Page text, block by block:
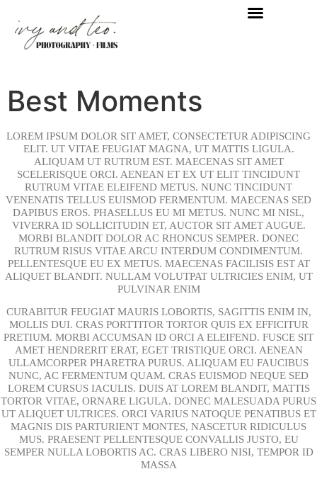
Best Moments
LOREM IPSUM DOLOR SIT AMET, CONSECTETUR ADIPISCING
ELIT. UT VITAE FEUGIAT MAGNA, UT MATTIS LIGULA.
ALIQUAM UT RUTRUM EST. MAECENAS SIT AMET
SCELERISQUE ORCI. AENEAN ET EX UT ELIT TINCIDUNT
RUTRUM VITAE ELEIFEND METUS. NUNC TINCIDUNT
VENENATIS TELLUS EUISMOD FERMENTUM. MAECENAS SED
DAPIBUS EROS. PHASELLUS EU MI METUS. NUNC MI NISL,
VIVERRA ID SOLLICITUDIN ET, AUCTOR SIT AMET AUGUE.
MORBI BLANDIT DOLOR AC RHONCUS SEMPER. DONEC
RUTRUM RISUS VITAE ARCU INTERDUM CONDIMENTUM.
PELLENTESQUE EU EX METUS. MAECENAS FACILISIS EST AT
ALIQUET BLANDIT. NULLAM VOLUTPAT ULTRICIES ENIM, UT
PULVINAR ENIM
CURABITUR FEUGIAT MAURIS LOBORTIS, SAGITTIS ENIM IN,
MOLLIS DUI. CRAS PORTTITOR TORTOR QUIS EX EFFICITUR
PRETIUM. MORBI ACCUMSAN ID ORCI A ELEIFEND. FUSCE SIT
AMET HENDRERIT ERAT, EGET TRISTIQUE ORCI. AENEAN
ULLAMCORPER PHARETRA PURUS. ALIQUAM EU FAUCIBUS
NUNC, AC FERMENTUM QUAM. CRAS EUISMOD NEQUE SED
LOREM CURSUS IACULIS. DUIS AT LOREM BLANDIT, MATTIS
TORTOR VITAE, ORNARE LIGULA. DONEC MALESUADA PURUS
UT ALIQUET ULTRICES. ORCI VARIUS NATOQUE PENATIBUS ET
MAGNIS DIS PARTURIENT MONTES, NASCETUR RIDICULUS
MUS. PRAESENT PELLENTESQUE CONVALLIS JUSTO, EU
SEMPER NULLA LOBORTIS AC. CRAS LIBERO NISI, TEMPOR ID
MASSA